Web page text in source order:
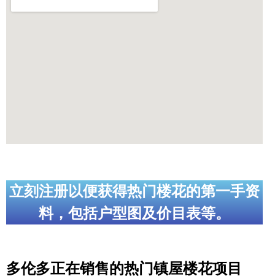
奥克维尔社区介绍
奥克维尔楼花项目
立刻注册以便获得热门楼花的第一手资
料，包括户型图及价目表等。
多伦多正在销售的热门镇屋楼花项目